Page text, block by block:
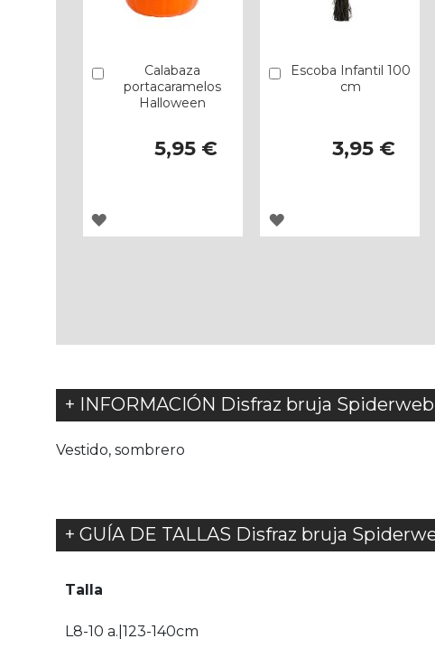
Calabaza
portacaramelos
Halloween
5,95 €
Añadir
AGREGAR
Escoba Infantil 100
cm
3,95 €
Añadir
AGREGAR
+ INFORMACIÓN Disfraz bruja
Vestido, sombrero
+ GUÍA DE TALLAS Disfraz bruja
Talla
L8-10 a.|123-140cm